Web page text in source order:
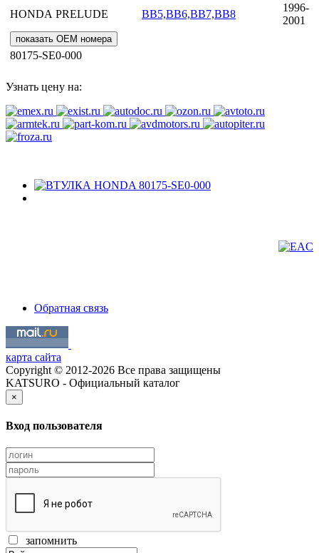
HONDA PRELUDE BB5,BB6,BB7,BB8
1996-
2001
показать OEM номера
80175-SE0-000
Узнать цену на:
Обратная связь
карта сайта
Copyright © 2012-2026 Все права защищены
KATSURO - Официальный каталог
×
Вход пользователя
запомнить